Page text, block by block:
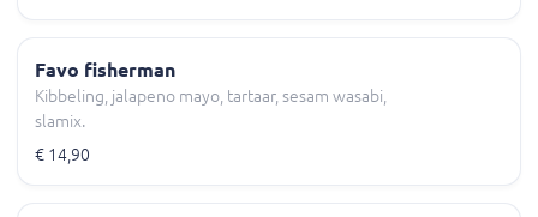
Favo fisherman
Kibbeling, jalapeno mayo, tartaar, sesam wasabi,
slamix.
€ 14,90